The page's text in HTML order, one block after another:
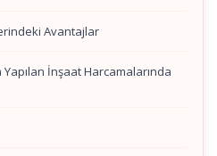
Avantajlar
İnşaat Harcamalarında